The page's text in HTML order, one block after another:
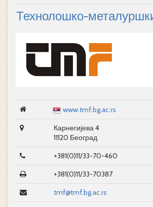
Технолошко-
www.tmf.bg.ac.rs
Карнегијева 4
11120 Београд
+381(0)11/33-70-460
+381(0)11/33-70387
tmf@tmf.bg.ac.rs